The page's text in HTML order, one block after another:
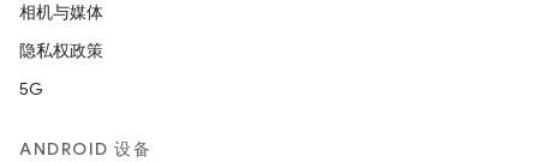
相机与媒体
隐私权政策
5G
ANDROID 设备